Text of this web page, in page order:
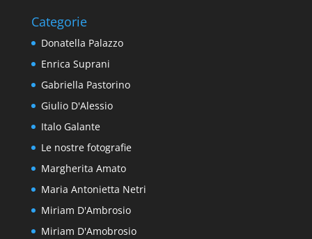
Categorie
Donatella Palazzo
Enrica Suprani
Gabriella Pastorino
Giulio D'Alessio
Italo Galante
Le nostre fotografie
Margherita Amato
Maria Antonietta Netri
Miriam D'Ambrosio
Miriam D'Amobrosio